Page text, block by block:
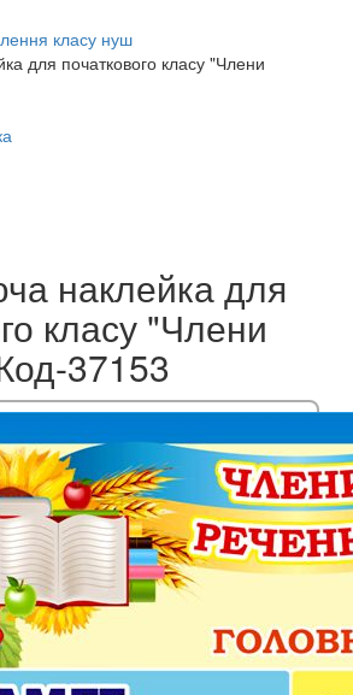
класу нуш
для початкового класу "Члени
наклейка для
класу "Члени
37153